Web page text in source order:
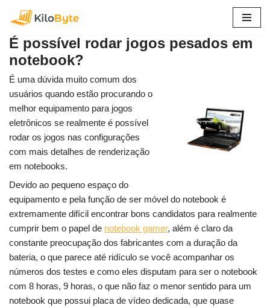
para
o
conteúdo
É possível rodar jogos pesados em
notebook?
É uma dúvida muito comum dos
usuários quando estão procurando o
melhor equipamento para jogos
eletrônicos se realmente é possível
rodar os jogos nas configurações
com mais detalhes de renderização
em notebooks.
Devido ao pequeno espaço do
equipamento e pela função de ser móvel do notebook é
extremamente difícil encontrar bons candidatos para realmente
cumprir bem o papel de notebook gamer, além é claro da
constante preocupação dos fabricantes com a duração da
bateria, o que parece até ridículo se você acompanhar os
números dos testes e como eles disputam para ser o notebook
com 8 horas, 9 horas, o que não faz o menor sentido para um
notebook que possui placa de vídeo dedicada, que quase